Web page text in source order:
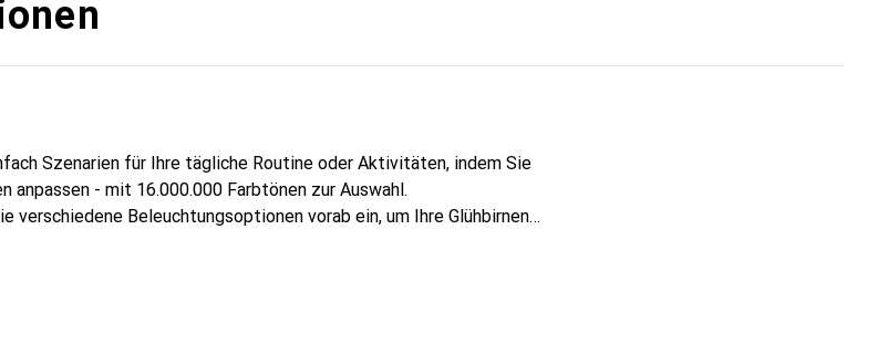
anpassen - mit 16.000.000 Farbtönen zur Auswahl.
verschiedene Beleuchtungsoptionen vorab ein, um Ihre Glühbirnen
Aktivieren Sie den Sonnenauf und -untergangsmodus für eine